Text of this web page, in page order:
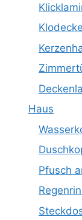
Haus
Pfusch